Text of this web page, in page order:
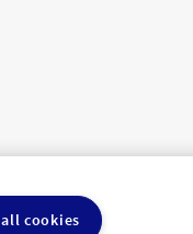
cookies